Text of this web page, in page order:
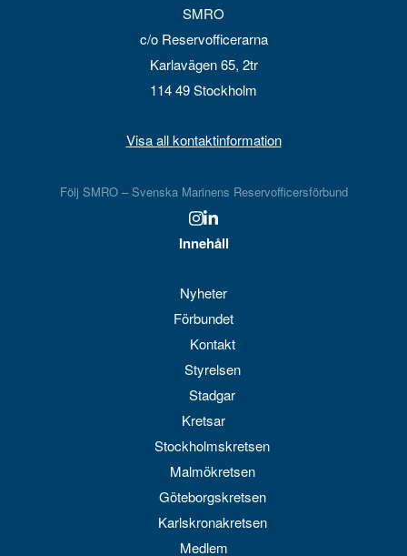
SMRO
c/o Reservofficerarna
Karlavägen 65, 2tr
114 49 Stockholm
Visa all kontaktinformation
Följ SMRO – Svenska Marinens Reservofficersförbund
Innehåll
Nyheter
Förbundet
Kontakt
Styrelsen
Stadgar
Kretsar
Stockholmskretsen
Malmökretsen
Göteborgskretsen
Karlskronakretsen
Medlem